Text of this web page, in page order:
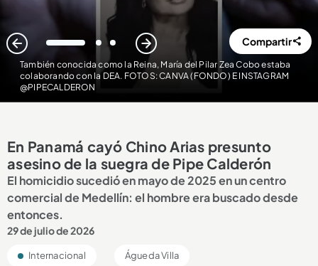
También conocida como la Reina, María del Pilar Zea Cobo estaba
colaborando con la DEA. FOTOS: CANVA (FONDO) E INSTAGRAM
@PIPECALDERON
1 2 3 Compartir
En Panamá cayó Chino Arias presunto
asesino de la suegra de Pipe Calderón
El homicidio sucedió en mayo de 2025 en un centro
comercial de Medellín: el hombre era buscado desde
entonces.
29 de julio de 2026
Internacional Águeda Villa